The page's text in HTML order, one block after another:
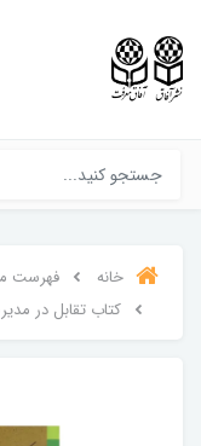
خانه
فهرست
کتاب تقابل در